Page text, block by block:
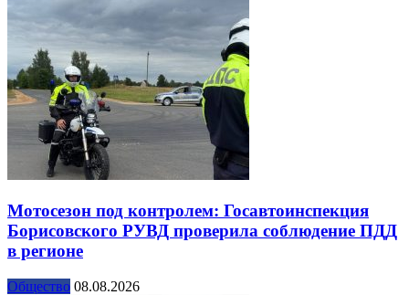
Мотосезон под контролем: Госавтоинспекция
Борисовского РУВД проверила соблюдение ПДД
в регионе
Общество 08.08.2026